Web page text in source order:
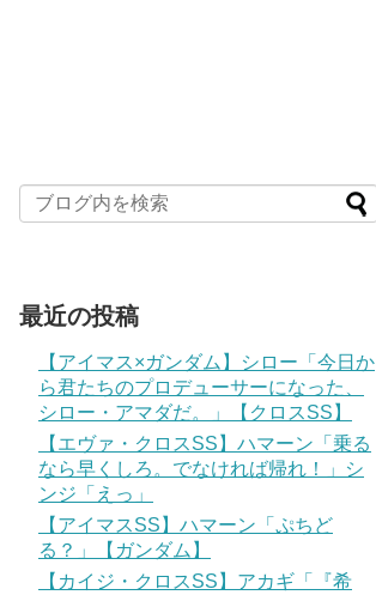
最近の投稿
【アイマス×ガンダム】シロー「今日か
ら君たちのプロデューサーになった、
シロー・アマダだ。」【クロスSS】
【エヴァ・クロスSS】ハマーン「乗る
なら早くしろ。でなければ帰れ！」シ
ンジ「えっ」
【アイマスSS】ハマーン「ぷちど
る？」【ガンダム】
【カイジ・クロスSS】アカギ「『希